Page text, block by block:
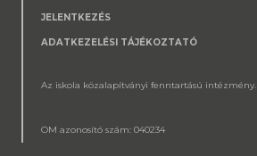
JELENTKEZÉS
ADATKEZELÉSI TÁJÉKOZTATÓ
Az iskola közalapítványi fenntartású intézmény.
OM azonosító szám: 040234